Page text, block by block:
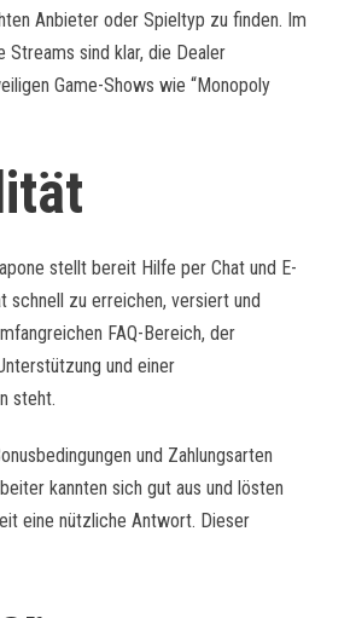
Anbieter oder Spieltyp zu finden. Im
Streams sind klar, die Dealer
Game-Shows wie “Monopoly
stellt bereit Hilfe per Chat und E-
schnell zu erreichen, versiert und
FAQ-Bereich, der
und einer
steht.
und Zahlungsarten
kannten sich gut aus und lösten
eine nützliche Antwort. Dieser